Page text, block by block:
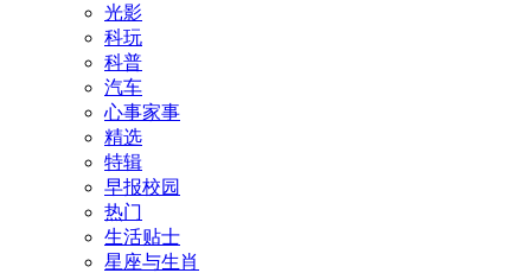
光影
科玩
科普
汽车
心事家事
精选
特辑
早报校园
热门
生活贴士
星座与生肖